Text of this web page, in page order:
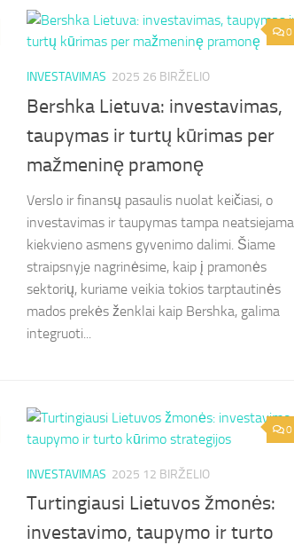
0
INVESTAVIMAS 2025 26 BIRŽELIO
Bershka Lietuva: investavimas,
taupymas ir turtų kūrimas per
mažmeninę pramonę
Verslo ir finansų pasaulis nuolat keičiasi, o
investavimas ir taupymas tampa neatsiejama
kiekvieno asmens gyvenimo dalimi. Šiame
straipsnyje nagrinėsime, kaip į pramonės
sektorių, kuriame veikia tokios tarptautinės
mados prekės ženklai kaip Bershka, galima
integruoti...
0
INVESTAVIMAS 2025 12 BIRŽELIO
Turtingiausi Lietuvos žmonės:
investavimo, taupymo ir turto